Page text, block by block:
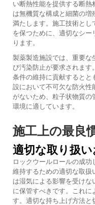
い断熱性能を提供する断
は無機質な構成と細菌の
満たします。施工技術と
を保つために、適切なシ
ります。
製薬製造施設では、重要な
び汚染防止が要求されます
条件の維持に貢献すると
設において不可欠な防火
がないため、粒子状物質の
環境に適しています。
施工上の最良
適切な取り扱
ロックウールロールの成
維持するための適切な取
は湿気による影響を受け
に保管すべきです。これに
す。適切な持ち上げ方法